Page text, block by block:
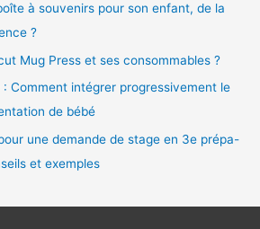
à souvenirs pour son enfant, de la
?
Mug Press et ses consommables ?
Comment intégrer progressivement le
de bébé
une demande de stage en 3e prépa-
et exemples